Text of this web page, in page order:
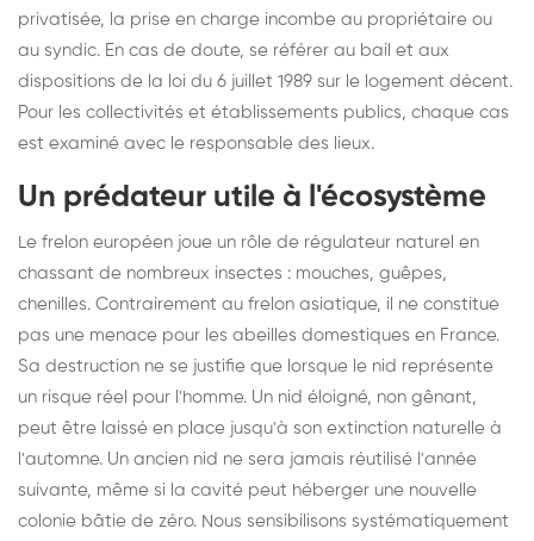
privatisée, la prise en charge incombe au propriétaire ou
au syndic. En cas de doute, se référer au bail et aux
dispositions de la loi du 6 juillet 1989 sur le logement décent.
Pour les collectivités et établissements publics, chaque cas
est examiné avec le responsable des lieux.
Un prédateur utile à l'écosystème
Le frelon européen joue un rôle de régulateur naturel en
chassant de nombreux insectes : mouches, guêpes,
chenilles. Contrairement au frelon asiatique, il ne constitue
pas une menace pour les abeilles domestiques en France.
Sa destruction ne se justifie que lorsque le nid représente
un risque réel pour l'homme. Un nid éloigné, non gênant,
peut être laissé en place jusqu'à son extinction naturelle à
l'automne. Un ancien nid ne sera jamais réutilisé l'année
suivante, même si la cavité peut héberger une nouvelle
colonie bâtie de zéro. Nous sensibilisons systématiquement